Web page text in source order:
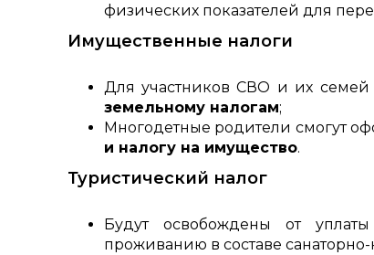
физических показателей для
Имущественные налоги
Для участников СВО и их семей
земельному налогам;
Многодетные родители смогут
и налогу на имущество.
Туристический налог
Будут освобождены от
проживанию в составе